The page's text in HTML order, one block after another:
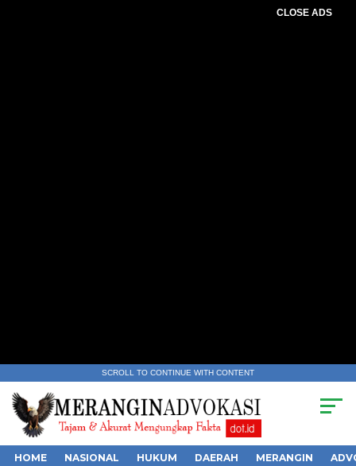
CLOSE ADS
SCROLL TO CONTINUE WITH CONTENT
HOME NASIONAL HUKUM DAERAH MERANGIN